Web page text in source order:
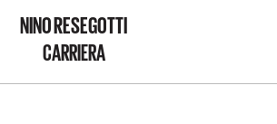
NINO RESEGOTTI
CARRIERA